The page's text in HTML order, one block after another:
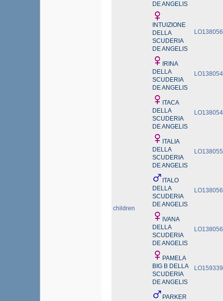
children
DE ANGELIS
INTUIZIONE
DELLA
SCUDERIA
DE ANGELIS
IRINA
DELLA
SCUDERIA
DE ANGELIS
ITACA
DELLA
SCUDERIA
DE ANGELIS
ITALIA
DELLA
SCUDERIA
DE ANGELIS
ITALO
DELLA
SCUDERIA
DE ANGELIS
IVANA
DELLA
SCUDERIA
DE ANGELIS
PAMELA
BIG B DELLA
SCUDERIA
DE ANGELIS
PARKER